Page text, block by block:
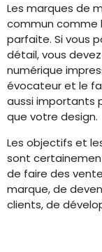
Les marques de
commun comme
parfaite. Si vous
détail, vous
numérique
évocateur et le
aussi importants
que votre design.
Les objectifs et
sont
de faire des
marque, de
clients, de